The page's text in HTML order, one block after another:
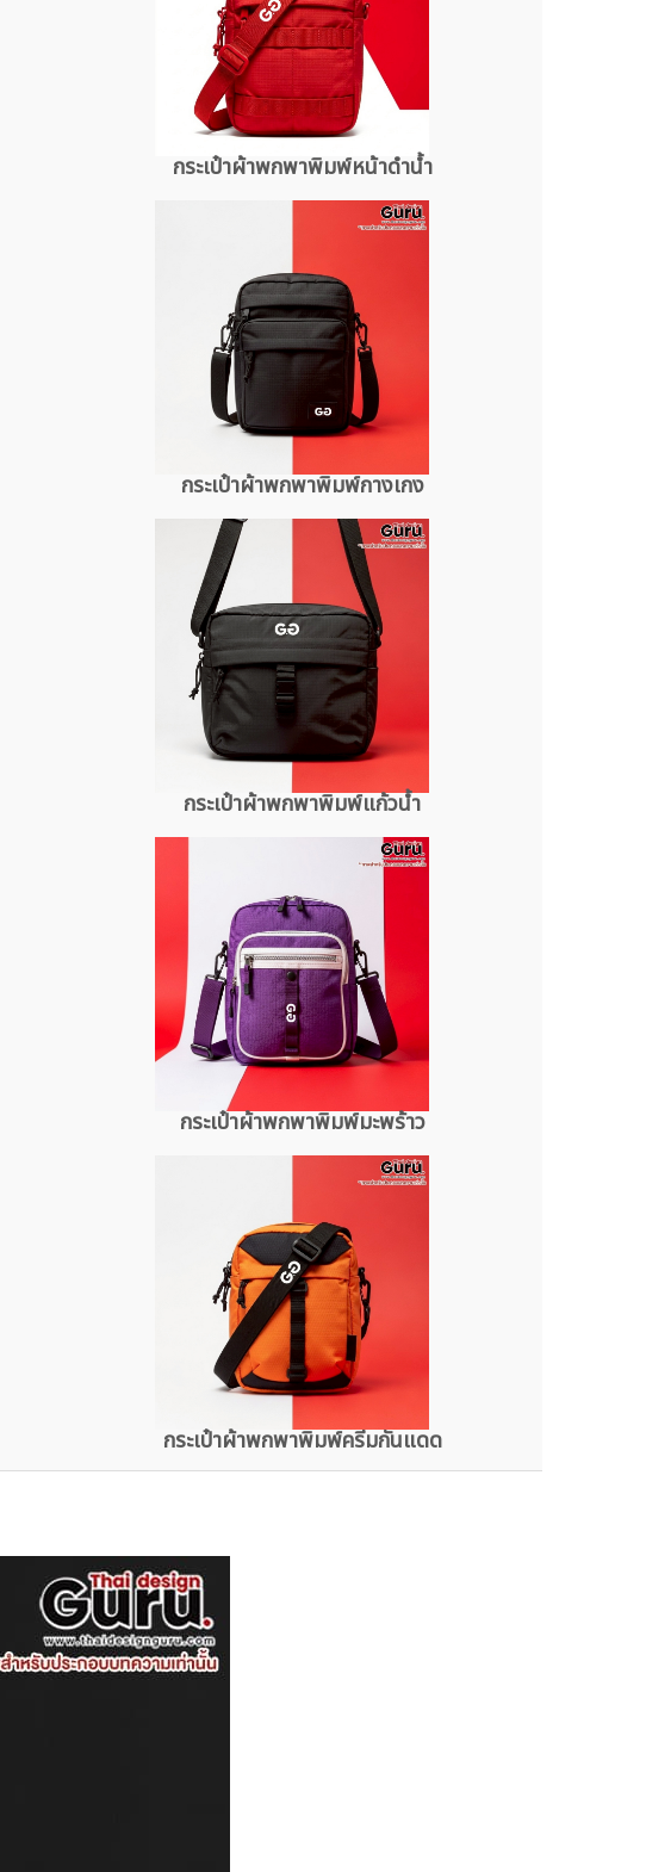
กระเป๋าผ้าพกพาพิมพ์หน้าดำน้ำ
กระเป๋าผ้าพกพาพิมพ์กางเกง
กระเป๋าผ้าพกพาพิมพ์แก้วน้ำ
กระเป๋าผ้าพกพาพิมพ์มะพร้าว
กระเป๋าผ้าพกพาพิมพ์ครีมกันแดด